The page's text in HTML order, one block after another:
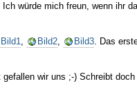
würde mich freun, wenn ihr
Bild1, Bild2, Bild3. Das
wir uns ;-) Schreibt